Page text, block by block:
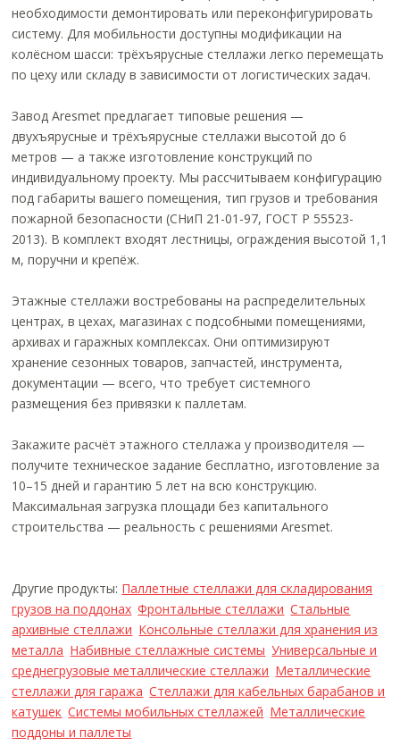
необходимости демонтировать или переконфигурировать
систему. Для мобильности доступны модификации на
колёсном шасси: трёхъярусные стеллажи легко перемещать
по цеху или складу в зависимости от логистических задач.
Завод Aresmet предлагает типовые решения —
двухъярусные и трёхъярусные стеллажи высотой до 6
метров — а также изготовление конструкций по
индивидуальному проекту. Мы рассчитываем конфигурацию
под габариты вашего помещения, тип грузов и требования
пожарной безопасности (СНиП 21-01-97, ГОСТ Р 55523-
2013). В комплект входят лестницы, ограждения высотой 1,1
м, поручни и крепёж.
Этажные стеллажи востребованы на распределительных
центрах, в цехах, магазинах с подсобными помещениями,
архивах и гаражных комплексах. Они оптимизируют
хранение сезонных товаров, запчастей, инструмента,
документации — всего, что требует системного
размещения без привязки к паллетам.
Закажите расчёт этажного стеллажа у производителя —
получите техническое задание бесплатно, изготовление за
10–15 дней и гарантию 5 лет на всю конструкцию.
Максимальная загрузка площади без капитального
строительства — реальность с решениями Aresmet.
Другие продукты: Паллетные стеллажи для складирования
грузов на поддонах Фронтальные стеллажи Стальные
архивные стеллажи Консольные стеллажи для хранения из
металла Набивные стеллажные системы Универсальные и
среднегрузовые металлические стеллажи Металлические
стеллажи для гаража Стеллажи для кабельных барабанов и
катушек Системы мобильных стеллажей Металлические
поддоны и паллеты